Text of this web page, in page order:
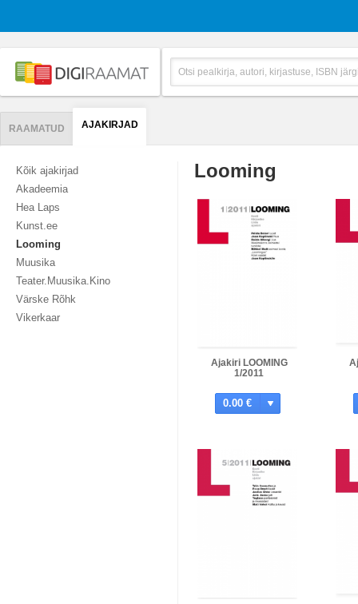
RAAMATUD AJAKIRJAD
Kõik ajakirjad
Akadeemia
Hea Laps
Kunst.ee
Looming
Muusika
Teater.Muusika.Kino
Värske Rõhk
Vikerkaar
Looming
Ajakiri LOOMING
1/2011
0.00 €